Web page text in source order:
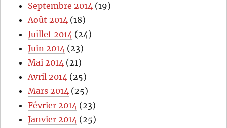
Septembre 2014 (19)
Août 2014 (18)
Juillet 2014 (24)
Juin 2014 (23)
Mai 2014 (21)
Avril 2014 (25)
Mars 2014 (25)
Février 2014 (23)
Janvier 2014 (25)